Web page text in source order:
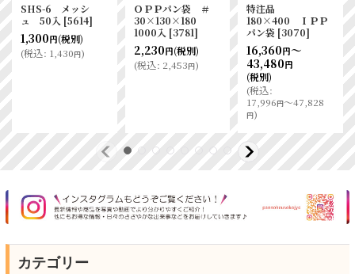
SHS-6 メッシ
ュ 50入 [5614]
1,300円(税別)
(税込: 1,430円)
ＯＰＰパン袋 ＃
30×130×180
1000入 [3781]
2,230円(税別)
(税込: 2,453円)
特注品
180×400 ＩＰＰ
パン袋 [3070]
16,360円～
43,480円
(税別)
(税込:
17,996円～47,828
円)
カテゴリー